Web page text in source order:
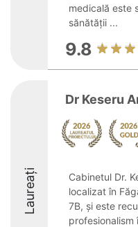
medicală este
sănătății ...
9.8
Laureați
Dr Keseru
Cabinetul Dr.
localizat în
7B, și este
profesionalism